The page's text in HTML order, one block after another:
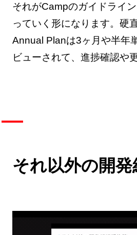
それがCampのガイドライ
っていく形になります。硬
Annual Planは3ヶ月や半年
ビューされて、進捗確認や
それ以外の開